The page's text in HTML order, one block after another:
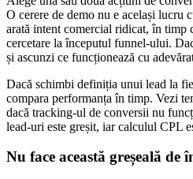
O cerere de demo nu e același lucru
arată intent comercial ridicat, în timp
cercetare la începutul funnel-ului.
și ascunzi ce funcționează cu
Dacă schimbi definiția unui lead la
compara performanța în timp. Vezi
dacă tracking-ul de conversii nu
lead-uri este greșit, iar calculul CPL
Nu face această greșeală de